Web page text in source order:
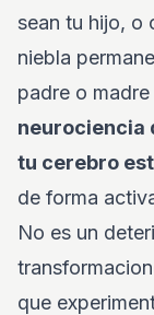
sean tu hijo, o
niebla
padre o
neurociencia
tu cerebro
de forma
No es un
que